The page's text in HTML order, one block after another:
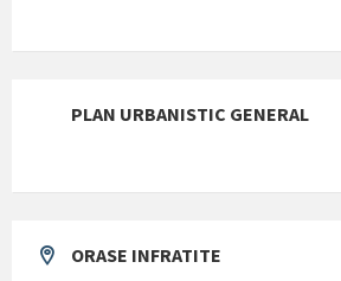
PLAN URBANISTIC GENERAL
ORASE INFRATITE